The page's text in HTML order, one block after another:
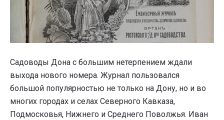
Садоводы Дона с большим нетерпением ждали
выхода нового номера. Журнал пользовался
большой популярностью не только на Дону, но и во
многих городах и селах Северного Кавказа,
Подмосковья, Нижнего и Среднего Поволжья. Иван